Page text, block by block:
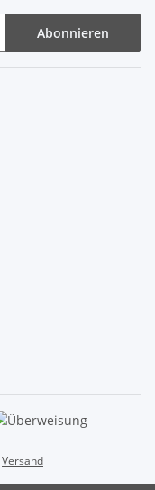
Abonnieren
Versand